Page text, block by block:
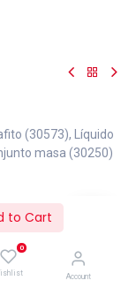
to Cart
0
Account
(30573), Líquido
masa (30250)